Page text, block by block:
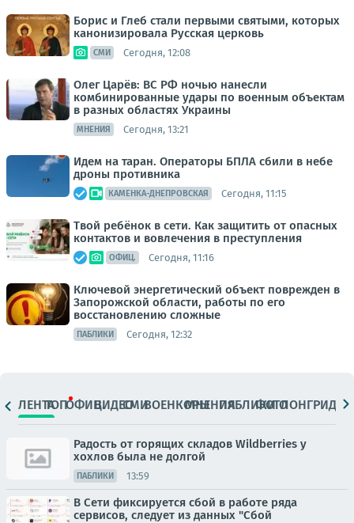
Борис и Глеб стали первыми святыми, которых
канонизировала Русская церковь
СМИ Сегодня, 12:08
Олег Царёв: ВС РФ ночью нанесли
комбинированные удары по военным объектам
в разных областях Украины
МНЕНИЯ Сегодня, 13:21
Идем на таран. Операторы БПЛА сбили в небе
дроны противника
КАМЕНКА-ДНЕПРОВСКАЯ Сегодня, 11:15
Твой ребёнок в сети. Как защитить от опасных
контактов и вовлечения в преступления
ОФИЦ. Сегодня, 11:16
Ключевой энергетический объект поврежден в
Запорожской области, работы по его
восстановлению сложные
ПАБЛИКИ Сегодня, 12:32
ЛЕНТАТОПОФИЦ.ВИДЕОСМИВОЕНКОРЫМНЕНИЯПАБЛИКИ
ФОТОЛОНГРИДЫ
Радость от горящих складов Wildberries у
хохлов была не долгой
ПАБЛИКИ 13:59
В Сети фиксируется сбой в работе ряда
сервисов, следует из данных "Сбой